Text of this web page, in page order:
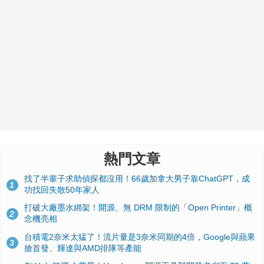
熱門文章
1
找了半輩子求助偵探都沒用！66歲加拿大男子靠ChatGPT，成
功找回失散50年家人
2
打破大廠墨水綁架！開源、無 DRM 限制的「Open Printer」概
念機亮相
3
台積電2奈米太猛了！流片量是3奈米同期的4倍，Google與蘋果
搶首發、輝達與AMD排隊等產能